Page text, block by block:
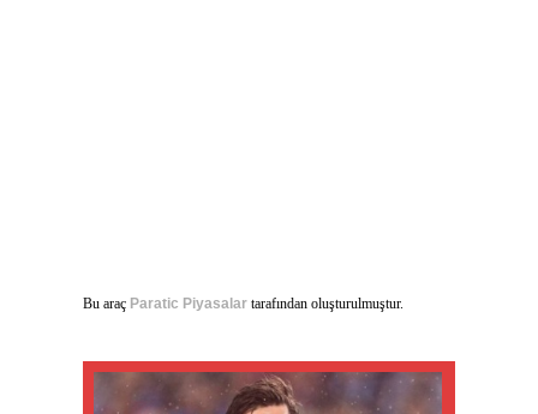
Bu araç Paratic Piyasalar tarafından oluşturulmuştur.